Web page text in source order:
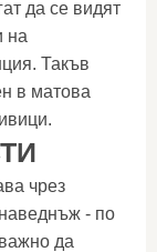
да се видят
на
Такъв
в матова
чрез
- по
да